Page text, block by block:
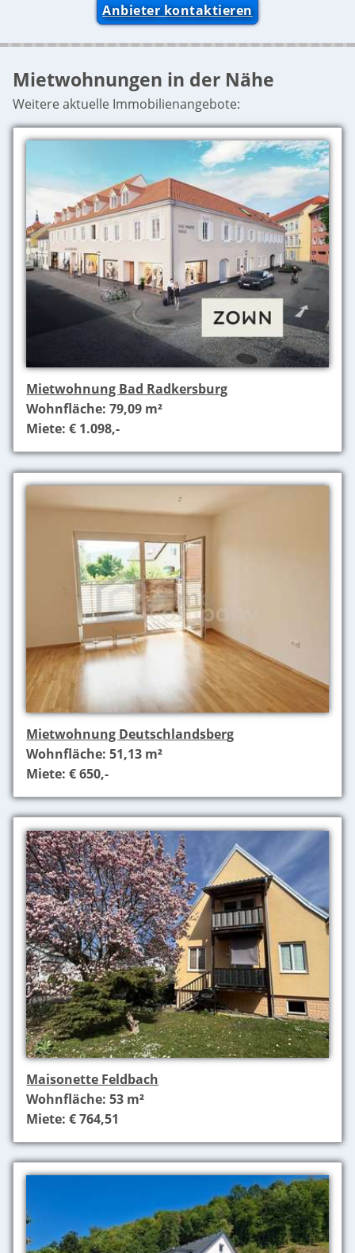
Anbieter kontaktieren
Mietwohnungen in der Nähe
Weitere aktuelle Immobilienangebote:
Mietwohnung Bad Radkersburg
Wohnfläche: 79,09 m²
Miete: € 1.098,-
Mietwohnung Deutschlandsberg
Wohnfläche: 51,13 m²
Miete: € 650,-
Maisonette Feldbach
Wohnfläche: 53 m²
Miete: € 764,51